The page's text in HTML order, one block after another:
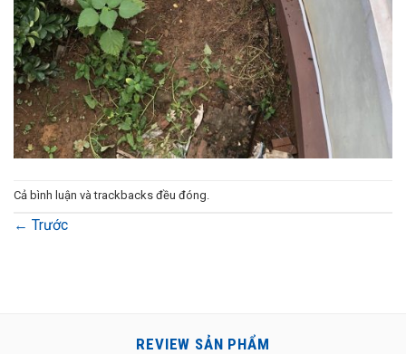
Cả bình luận và trackbacks đều đóng.
← Trước
REVIEW SẢN PHẨM